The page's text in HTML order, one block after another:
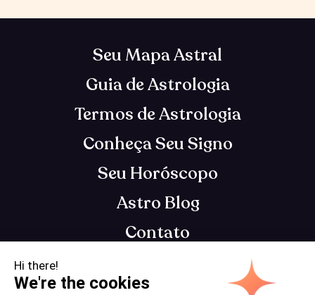
Seu Mapa Astral
Guia de Astrologia
Termos de Astrologia
Conheça Seu Signo
Seu Horóscopo
Astro Blog
Contato